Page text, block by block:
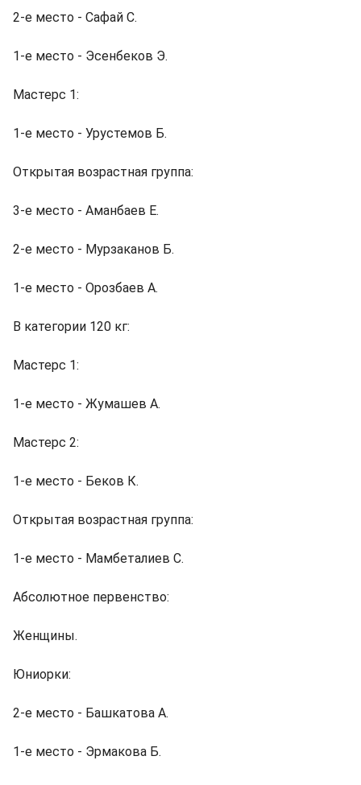
2-е место - Сафай С.
1-е место - Эсенбеков Э.
Мастерс 1:
1-е место - Урустемов Б.
Открытая возрастная группа:
3-е место - Аманбаев Е.
2-е место - Мурзаканов Б.
1-е место - Орозбаев А.
В категории 120 кг:
Мастерс 1:
1-е место - Жумашев А.
Мастерс 2:
1-е место - Беков К.
Открытая возрастная группа:
1-е место - Мамбеталиев С.
Абсолютное первенство:
Женщины.
Юниорки:
2-е место - Башкатова А.
1-е место - Эрмакова Б.